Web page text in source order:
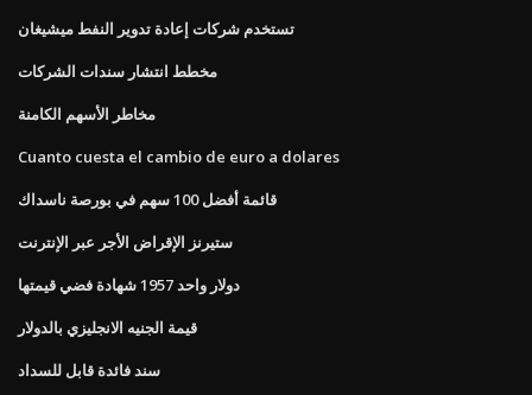
تستخدم شركات إعادة تدوير النفط ميشيغان
مخطط انتشار سندات الشركات
مخاطر الأسهم الكامنة
Cuanto cuesta el cambio de euro a dolares
قائمة أفضل 100 سهم في بورصة ناسداك
ستيرنز الإقراض الأجر عبر الإنترنت
دولار واحد 1957 شهادة فضي قيمتها
قيمة الجنيه الانجليزي بالدولار
سند فائدة قابل للسداد